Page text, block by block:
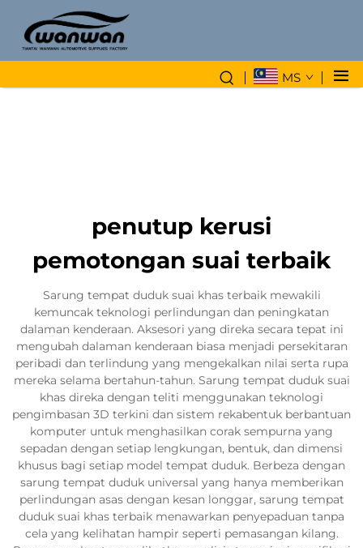
MS
penutup kerusi
pemotongan suai terbaik
Sarung tempat duduk suai khas terbaik mewakili
kemuncak teknologi perlindungan dan peningkatan
dalaman kenderaan. Aksesori yang direka secara tepat ini
mengubah dalaman kenderaan biasa menjadi persekitaran
peribadi dan terlindung yang mengekalkan nilai serta rupa
mereka selama bertahun-tahun. Sarung tempat duduk suai
khas direka dengan teliti menggunakan teknologi
pengimbasan 3D terkini dan sistem rekabentuk berbantuan
komputer untuk menghasilkan corak sempurna yang
sepadan dengan setiap lengkungan, bentuk, dan dimensi
khusus bagi setiap model tempat duduk. Berbeza dengan
sarung tempat duduk universal yang hanya memberikan
perlindungan asas dengan kesan longgar, sarung tempat
duduk suai khas terbaik menawarkan penyepaduan tanpa
cela yang kelihatan hampir seperti pemasangan kilang.